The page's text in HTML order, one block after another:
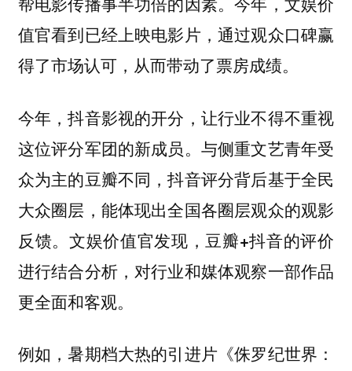
值官看到已经上映电影片，通过观众口碑赢
得了市场认可，从而带动了票房成绩。
今年，抖音影视的开分，让行业不得不重视
这位评分军团的新成员。与侧重文艺青年受
众为主的豆瓣不同，抖音评分背后基于全民
大众圈层，能体现出全国各圈层观众的观影
反馈。 文娱价值官发现，豆瓣+抖音的评价
进行结合分析，对行业和媒体观察一部作品
更全面和客观。
例如，暑期档大热的引进片《侏罗纪世界：